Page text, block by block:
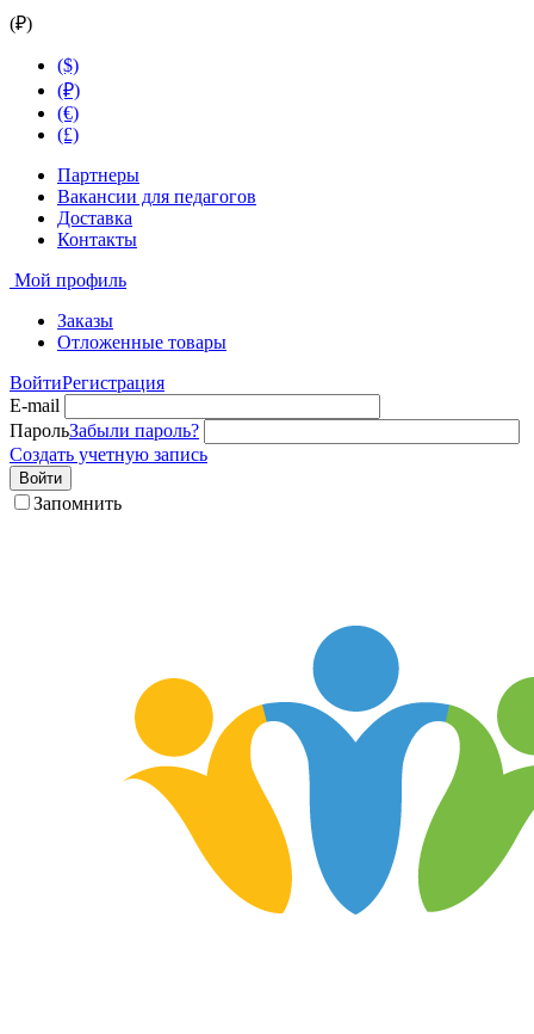
(₽)
($)
(₽)
(€)
(£)
Партнеры
Вакансии для педагогов
Доставка
Контакты
Мой профиль
Заказы
Отложенные товары
ВойтиРегистрация
E-mail
ПарольЗабыли пароль?
Создать учетную запись
Войти
Запомнить